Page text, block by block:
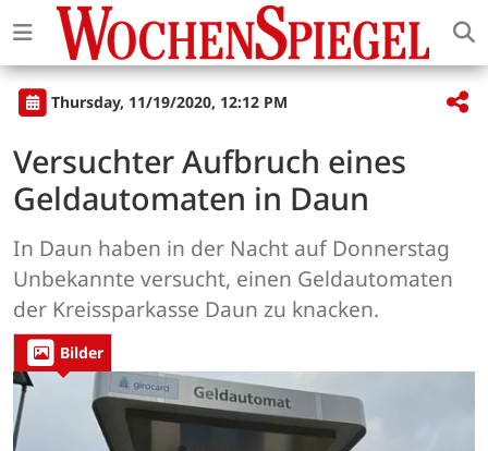
Thursday, 11/19/2020, 12:12 PM
Versuchter Aufbruch eines
Geldautomaten in Daun
In Daun haben in der Nacht auf Donnerstag
Unbekannte versucht, einen Geldautomaten
der Kreissparkasse Daun zu knacken.
Bilder